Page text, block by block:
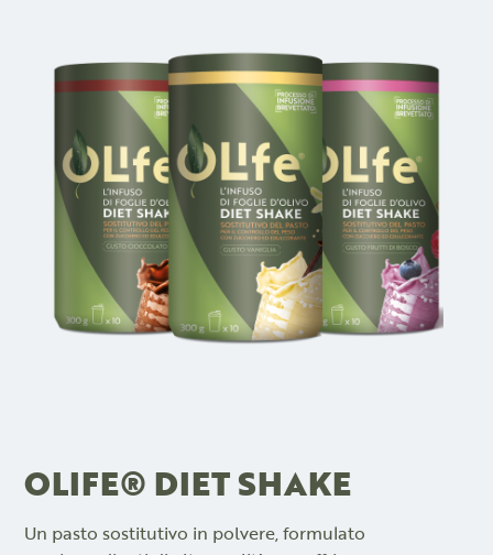
OLIFE® DIET SHAKE
Un pasto sostitutivo in polvere, formulato